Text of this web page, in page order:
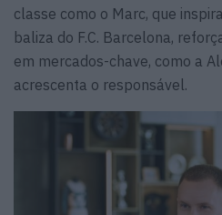
classe como o Marc, que
baliza do F.C. Barcelona,
em mercados-chave, como a
acrescenta o responsável.